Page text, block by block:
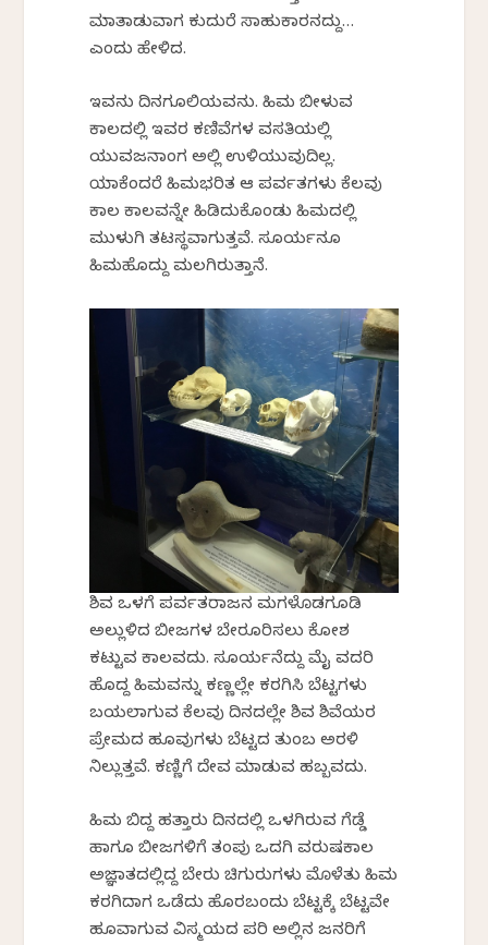
ಮಾತಾಡುವಾಗ ಕುದುರೆ ಸಾಹುಕಾರನದ್ದು…
ಎಂದು ಹೇಳಿದ.
ಇವನು ದಿನಗೂಲಿಯವನು. ಹಿಮ ಬೀಳುವ
ಕಾಲದಲ್ಲಿ ಇವರ ಕಣಿವೆಗಳ ವಸತಿಯಲ್ಲಿ
ಯುವಜನಾಂಗ ಅಲ್ಲಿ ಉಳಿಯುವುದಿಲ್ಲ.
ಯಾಕೆಂದರೆ ಹಿಮಭರಿತ ಆ ಪರ್ವತಗಳು ಕೆಲವು
ಕಾಲ ಕಾಲವನ್ನೇ ಹಿಡಿದುಕೊಂಡು ಹಿಮದಲ್ಲಿ
ಮುಳುಗಿ ತಟಸ್ಥವಾಗುತ್ತವೆ. ಸೂರ್ಯನೂ
ಹಿಮಹೊದ್ದು ಮಲಗಿರುತ್ತಾನೆ.
ಶಿವ ಒಳಗೆ ಪರ್ವತರಾಜನ ಮಗಳೊಡಗೂಡಿ
ಅಲ್ಲುಳಿದ ಬೀಜಗಳ ಬೇರೂರಿಸಲು ಕೋಶ
ಕಟ್ಟುವ ಕಾಲವದು. ಸೂರ್ಯನೆದ್ದು ಮೈ ವದರಿ
ಹೊದ್ದ ಹಿಮವನ್ನು ಕಣ್ಣಲ್ಲೇ ಕರಗಿಸಿ ಬೆಟ್ಟಗಳು
ಬಯಲಾಗುವ ಕೆಲವು ದಿನದಲ್ಲೇ ಶಿವ ಶಿವೆಯರ
ಪ್ರೇಮದ ಹೂವುಗಳು ಬೆಟ್ಟದ ತುಂಬ ಅರಳಿ
ನಿಲ್ಲುತ್ತವೆ. ಕಣ್ಣಿಗೆ ದೇವ ಮಾಡುವ ಹಬ್ಬವದು.
ಹಿಮ ಬಿದ್ದ ಹತ್ತಾರು ದಿನದಲ್ಲಿ ಒಳಗಿರುವ ಗೆಡ್ಡೆ
ಹಾಗೂ ಬೀಜಗಳಿಗೆ ತಂಪು ಒದಗಿ ವರುಷಕಾಲ
ಅಜ್ಞಾತದಲ್ಲಿದ್ದ ಬೇರು ಚಿಗುರುಗಳು ಮೊಳೆತು ಹಿಮ
ಕರಗಿದಾಗ ಒಡೆದು ಹೊರಬಂದು ಬೆಟ್ಟಕ್ಕೆ ಬೆಟ್ಟವೇ
ಹೂವಾಗುವ ವಿಸ್ಮಯದ ಪರಿ ಅಲ್ಲಿನ ಜನರಿಗೆ